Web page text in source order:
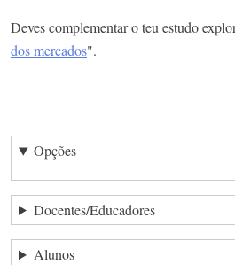
Deves complementar o teu estudo
dos mercados".
Opções
Docentes/Educadores
Alunos